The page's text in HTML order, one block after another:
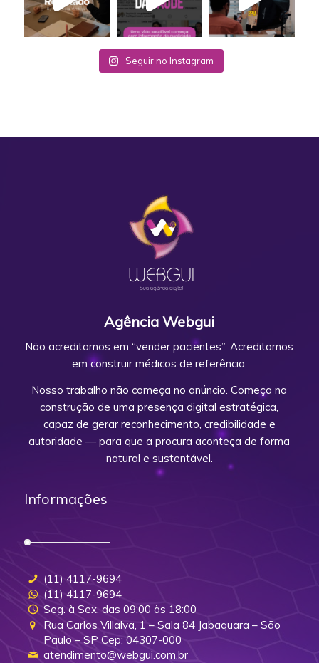
Seguir no Instagram
Agência Webgui
Não acreditamos em “vender pacientes”. Acreditamos
em construir médicos de referência.
Nosso trabalho não começa no anúncio. Começa na
construção de uma presença digital estratégica,
capaz de gerar reconhecimento, credibilidade e
autoridade — para que a procura aconteça de forma
natural e sustentável.
Informações
(11) 4117-9694
(11) 4117-9694
Seg. à Sex. das 09:00 às 18:00
Rua Carlos Villalva, 1 – Sala 84 Jabaquara – São
Paulo – SP Cep: 04307-000
atendimento@webgui.com.br